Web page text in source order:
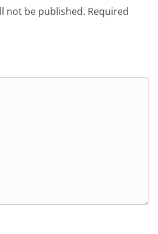
not be published. Required